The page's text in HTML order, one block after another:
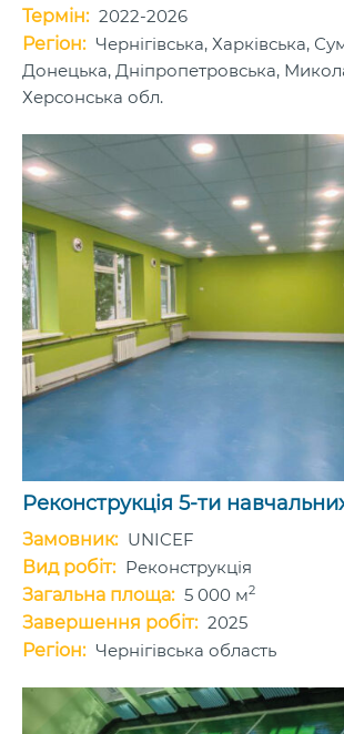
Термін: 2022-2026
Регіон: Чернігівська, Харківська,
Донецька, Дніпропетровська,
Херсонська обл.
Реконструкція 5-ти
Замовник: UNICEF
Вид робіт: Реконструкція
Загальна площа: 5 000 м2
Завершення робіт: 2025
Регіон: Чернігівська область